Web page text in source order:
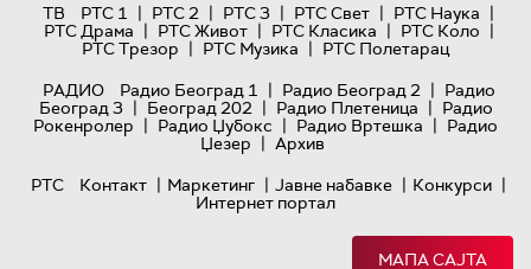
ТВ
РТС 1 | РТС 2 | РТС 3 | РТС Свет | РТС Наука |
РТС Драма | РТС Живот | РТС Класика | РТС Коло |
РТС Трезор | РТС Музика | РТС Полетарац
РАДИО
Радио Београд 1 | Радио Београд 2 | Радио
Београд 3 | Београд 202 | Радио Плетеница | Радио
Рокенролер | Радио Џубокс | Радио Вртешка | Радио
Џезер | Архив
РТС
Контакт | Маркетинг | Јавне набавке | Конкурси |
Интернет портал
МАПА САЈТА